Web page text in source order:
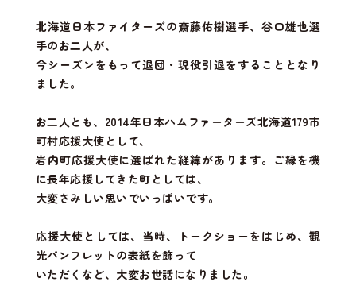
北海道日本ファイターズの斎藤佑樹選手、谷口雄也選
手のお二人が、
今シーズンをもって退団・現役引退をすることとなり
ました。
お二人とも、2014年日本ハムファーターズ北海道179市
町村応援大使として、
岩内町応援大使に選ばれた経緯があります。ご縁を機
に長年応援してきた町としては、
大変さみしい思いでいっぱいです。
応援大使としては、当時、トークショーをはじめ、観
光パンフレットの表紙を飾って
いただくなど、大変お世話になりました。